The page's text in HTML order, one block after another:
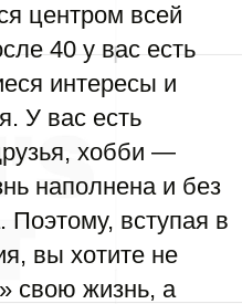
центром всей
40 у вас есть
интересы и
У вас есть
хобби —
наполнена и без
Поэтому, вступая в
вы хотите не
свою жизнь, а